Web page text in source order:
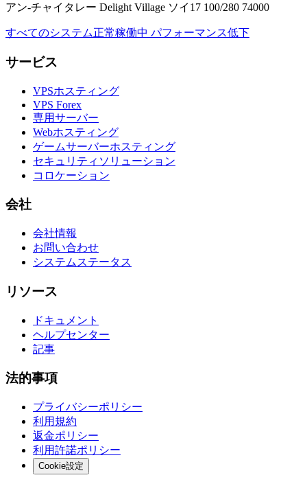
アン-チャイタレー Delight Village ソイ17 100/280 74000
すべてのシステム正常稼働中 パフォーマンス低下
サービス
VPSホスティング
VPS Forex
専用サーバー
Webホスティング
ゲームサーバーホスティング
セキュリティソリューション
コロケーション
会社
会社情報
お問い合わせ
システムステータス
リソース
ドキュメント
ヘルプセンター
記事
法的事項
プライバシーポリシー
利用規約
返金ポリシー
利用許諾ポリシー
Cookie設定